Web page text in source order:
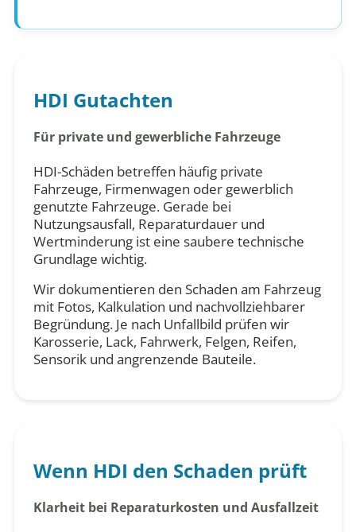
HDI Gutachten
Für private und gewerbliche Fahrzeuge
HDI-Schäden betreffen häufig private
Fahrzeuge, Firmenwagen oder gewerblich
genutzte Fahrzeuge. Gerade bei
Nutzungsausfall, Reparaturdauer und
Wertminderung ist eine saubere technische
Grundlage wichtig.
Wir dokumentieren den Schaden am Fahrzeug
mit Fotos, Kalkulation und nachvollziehbarer
Begründung. Je nach Unfallbild prüfen wir
Karosserie, Lack, Fahrwerk, Felgen, Reifen,
Sensorik und angrenzende Bauteile.
Wenn HDI den Schaden prüft
Klarheit bei Reparaturkosten und Ausfallzeit